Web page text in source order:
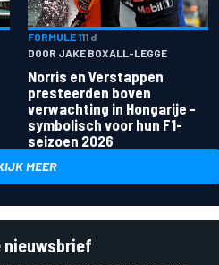
FORMULE 111 d
DOOR JAKE BOXALL-LEGGE
Norris en Verstappen
presteerden boven
verwachting in Hongarije -
symbolisch voor hun F1-
seizoen 2026
MEER
nieuwsbrief